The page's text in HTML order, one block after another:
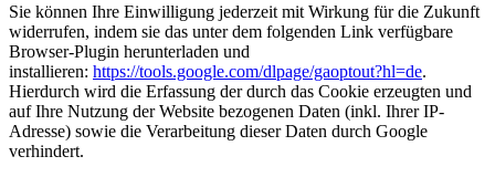
Sie können Ihre Einwilligung jederzeit mit Wirkung für die Zukunft
widerrufen, indem sie das unter dem folgenden Link verfügbare
Browser-Plugin herunterladen und
installieren: https://tools.google.com/dlpage/gaoptout?hl=de.
Hierdurch wird die Erfassung der durch das Cookie erzeugten und
auf Ihre Nutzung der Website bezogenen Daten (inkl. Ihrer IP-
Adresse) sowie die Verarbeitung dieser Daten durch Google
verhindert.